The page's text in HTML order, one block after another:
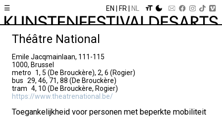
☰ EN FR NL
Théâtre National
Emile Jacqmainlaan, 111-115
1000, Brussel
metro
1, 5 (De Brouckère), 2, 6 (Rogier)
bus 29, 46, 71, 88 (De Brouckère)
tram 4, 10 (De Brouckère, Rogier)
https://www.theatrenational.be/
Toegankelijkheid voor personen met beperkte mobiliteit